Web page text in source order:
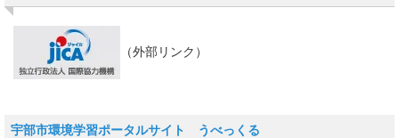
（外部リンク）
宇部市環境学習ポータルサイト うべっくる